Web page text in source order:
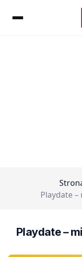
Playdate
Playdate –